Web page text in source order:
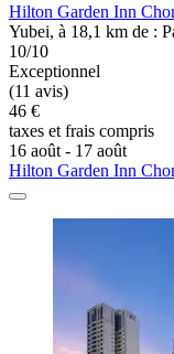
Hilton Garden Inn
Yubei, à 18,1 km de :
10/10
Exceptionnel
(11 avis)
46 €
taxes et frais compris
16 août - 17 août
Hilton Garden Inn